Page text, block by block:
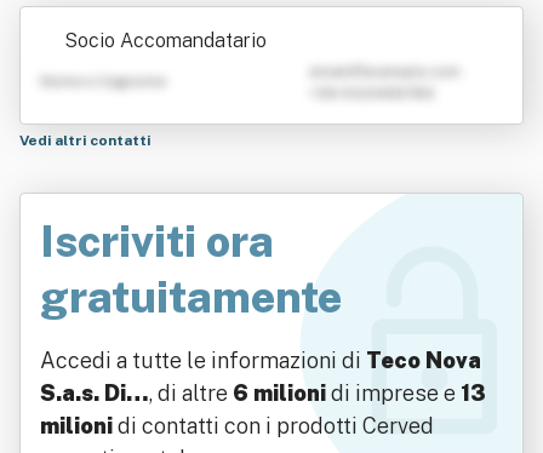
Angelo & C.
Socio Accomandatario
Nome e Cognome
Vedi altri contatti
Iscriviti ora
gratuitamente
Accedi a tutte le informazioni di Teco Nova
S.a.s. Di…, di altre 6 milionidi imprese e 13
milionidi contatti con i prodotti Cerved